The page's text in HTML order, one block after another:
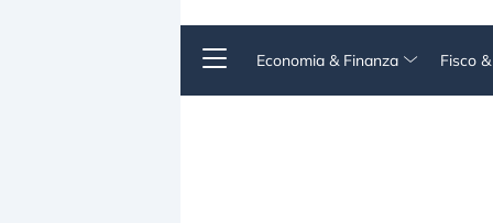
Economia & Finanza Fisco